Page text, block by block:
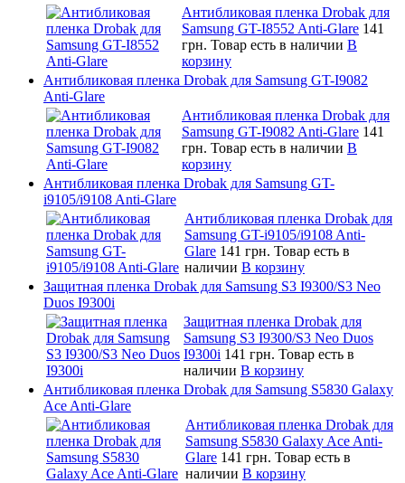
Антибликовая пленка Drobak для
Samsung GT-I8552 Anti-Glare 141
грн. Товар есть в наличии В
корзину
Антибликовая пленка Drobak для Samsung GT-I9082
Anti-Glare
Антибликовая пленка Drobak для
Samsung GT-I9082 Anti-Glare 141
грн. Товар есть в наличии В
корзину
Антибликовая пленка Drobak для Samsung GT-
i9105/i9108 Anti-Glare
Антибликовая пленка Drobak для
Samsung GT-i9105/i9108 Anti-
Glare 141 грн. Товар есть в
наличии В корзину
Защитная пленка Drobak для Samsung S3 I9300/S3 Neo
Duos I9300i
Защитная пленка Drobak для
Samsung S3 I9300/S3 Neo Duos
I9300i 141 грн. Товар есть в
наличии В корзину
Антибликовая пленка Drobak для Samsung S5830 Galaxy
Ace Anti-Glare
Антибликовая пленка Drobak для
Samsung S5830 Galaxy Ace Anti-
Glare 141 грн. Товар есть в
наличии В корзину